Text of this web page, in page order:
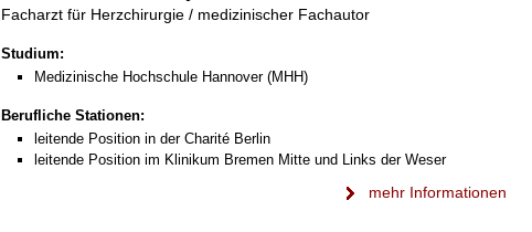
Facharzt für Herzchirurgie / medizinischer Fachautor
Studium:
Medizinische Hochschule Hannover (MHH)
Berufliche Stationen:
leitende Position in der Charité Berlin
leitende Position im Klinikum Bremen Mitte und Links der Weser
mehr Informationen